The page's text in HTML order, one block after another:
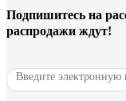
Подпишитесь на
распродажи ждут!